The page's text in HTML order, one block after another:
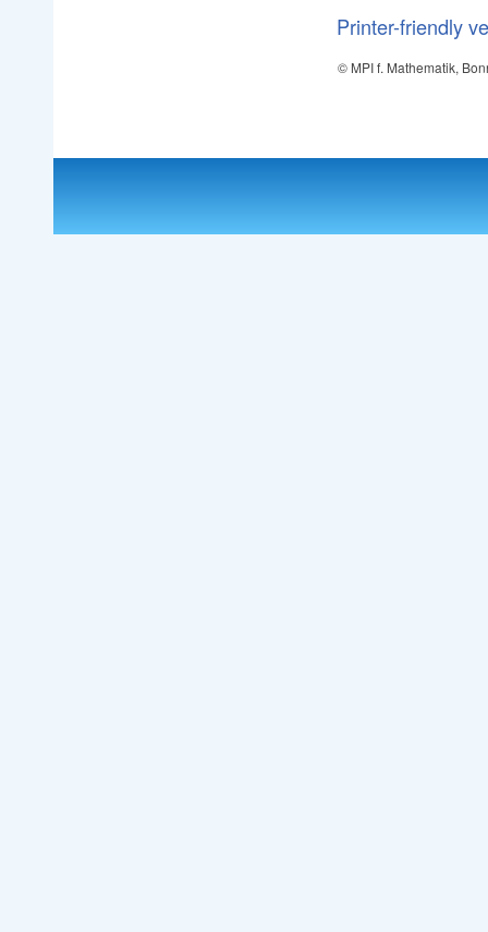
Printer-friendly
© MPI f. Mathematik,